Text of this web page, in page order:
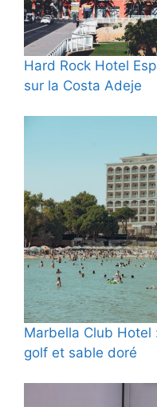
Hard Rock Hotel
sur la Costa Adeje
Marbella Club
golf et sable doré